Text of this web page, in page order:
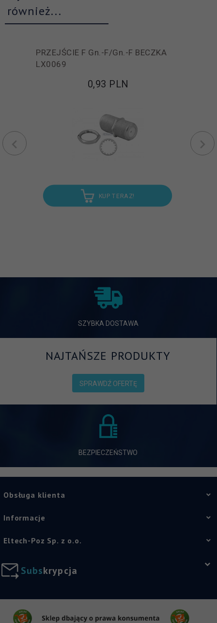
również...
PRZEJŚCIE F Gn.-F/Gn.-F BECZKA
LX0069
0,93 PLN
KUP TERAZ!
SZYBKA DOSTAWA
NAJTAŃSZE PRODUKTY
SPRAWDŹ OFERTĘ
BEZPIECZEŃSTWO
Obsługa klienta
Informacje
Eltech-Poz Sp. z o.o.
Subskrypcja